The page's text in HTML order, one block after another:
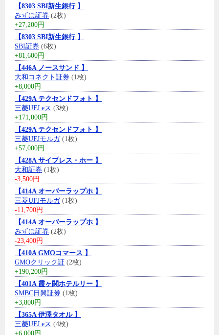
【8303 SBI新生銀行 】
みずほ証券 (2枚)
+27,200円
【8303 SBI新生銀行 】
SBI証券 (6枚)
+81,600円
【446A ノースサンド 】
大和コネクト証券 (1枚)
+8,000円
【429A テクセンドフォト 】
三菱UFJ eス (3枚)
+171,000円
【429A テクセンドフォト 】
三菱UFJモルガ(1枚)
+57,000円
【428A サイプレス・ホー 】
大和証券 (1枚)
-3,500円
【414A オーバーラップホ 】
三菱UFJモルガ(1枚)
-11,700円
【414A オーバーラップホ 】
みずほ証券 (2枚)
-23,400円
【410A GMOコマース 】
GMOクリック証 (2枚)
+190,200円
【401A 霞ヶ関ホテルリー 】
SMBC日興証券 (1枚)
+3,800円
【365A 伊澤タオル 】
三菱UFJ eス (4枚)
+6,000円